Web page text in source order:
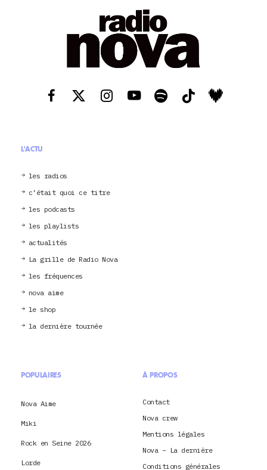
L'ACTU
les radios
c’était quoi ce titre
les podcasts
les playlists
actualités
La grille de Radio Nova
les fréquences
nova aime
le shop
la dernière tournée
POPULAIRES
Nova Aime
Miki
Rock en Seine 2026
Lorde
À PROPOS
Contact
Nova crew
Mentions légales
Nova – La dernière
Conditions générales